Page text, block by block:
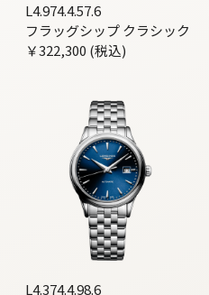
L4.974.4.57.6
フラッグシップ クラシック
￥322,300 (税込)
L4.374.4.98.6